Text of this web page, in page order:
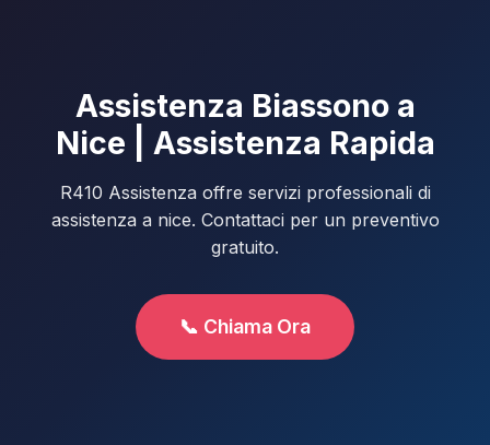
Assistenza Biassono a
Nice | Assistenza Rapida
R410 Assistenza offre servizi professionali di
assistenza a nice. Contattaci per un preventivo
gratuito.
📞 Chiama Ora